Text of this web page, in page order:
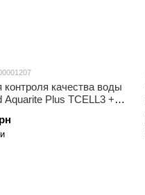
контроля качества воды
Aquarite Plus TCELL3 +